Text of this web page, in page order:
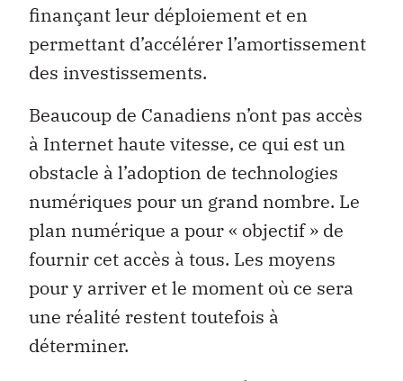
finançant leur déploiement et en
permettant d’accélérer l’amortissement
des investissements.
Beaucoup de Canadiens n’ont pas accès
à Internet haute vitesse, ce qui est un
obstacle à l’adoption de technologies
numériques pour un grand nombre. Le
plan numérique a pour « objectif » de
fournir cet accès à tous. Les moyens
pour y arriver et le moment où ce sera
une réalité restent toutefois à
déterminer.